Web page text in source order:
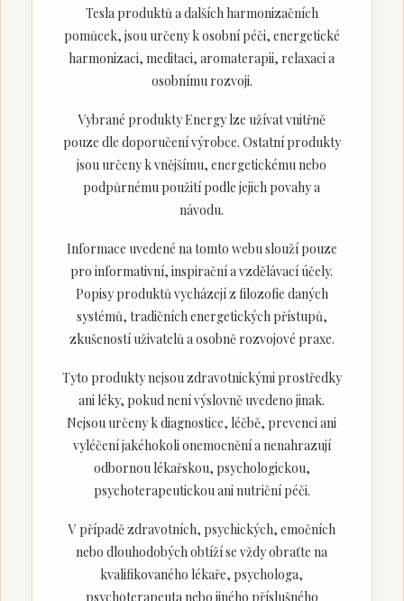
Tesla produktů a dalších harmonizačních
pomůcek, jsou určeny k osobní péči, energetické
harmonizaci, meditaci, aromaterapii, relaxaci a
osobnímu rozvoji.
Vybrané produkty Energy lze užívat vnitřně
pouze dle doporučení výrobce. Ostatní produkty
jsou určeny k vnějšímu, energetickému nebo
podpůrnému použití podle jejich povahy a
návodu.
Informace uvedené na tomto webu slouží pouze
pro informativní, inspirační a vzdělávací účely.
Popisy produktů vycházejí z filozofie daných
systémů, tradičních energetických přístupů,
zkušeností uživatelů a osobně rozvojové praxe.
Tyto produkty nejsou zdravotnickými prostředky
ani léky, pokud není výslovně uvedeno jinak.
Nejsou určeny k diagnostice, léčbě, prevenci ani
vyléčení jakéhokoli onemocnění a nenahrazují
odbornou lékařskou, psychologickou,
psychoterapeutickou ani nutriční péči.
V případě zdravotních, psychických, emočních
nebo dlouhodobých obtíží se vždy obraťte na
kvalifikovaného lékaře, psychologa,
psychoterapeuta nebo jiného příslušného